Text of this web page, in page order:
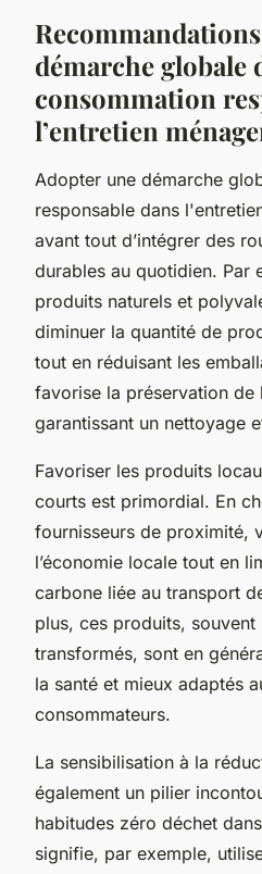
démarche globale
consommation
l’entretien
Adopter une démarche
responsable dans
avant tout d’intégrer des
durables au quotidien. Par
produits naturels et
diminuer la quantité de
tout en réduisant les
favorise la préservation de
garantissant un nettoyage
Favoriser les produits
courts est primordial. En
fournisseurs de proximité,
l’économie locale tout en
carbone liée au transport
plus, ces produits,
transformés, sont en
la santé et mieux adaptés
consommateurs.
La sensibilisation à la
également un pilier
habitudes zéro déchet
signifie, par exemple,